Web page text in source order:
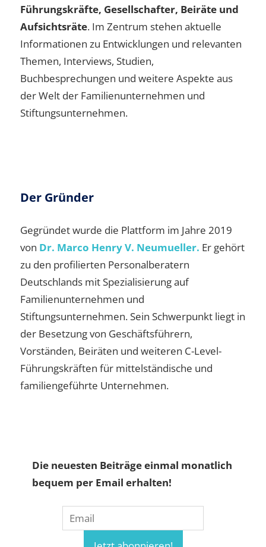
Führungskräfte, Gesellschafter, Beiräte und
Aufsichtsräte. Im Zentrum stehen aktuelle
Informationen zu Entwicklungen und relevanten
Themen, Interviews, Studien,
Buchbesprechungen und weitere Aspekte aus
der Welt der Familienunternehmen und
Stiftungsunternehmen.
Der Gründer
Gegründet wurde die Plattform im Jahre 2019
von Dr. Marco Henry V. Neumueller. Er gehört
zu den profilierten Personalberatern
Deutschlands mit Spezialisierung auf
Familienunternehmen und
Stiftungsunternehmen. Sein Schwerpunkt liegt in
der Besetzung von Geschäftsführern,
Vorständen, Beiräten und weiteren C-Level-
Führungskräften für mittelständische und
familiengeführte Unternehmen.
Die neuesten Beiträge einmal monatlich
bequem per Email erhalten!